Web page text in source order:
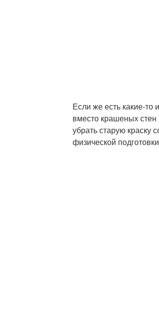
Если же есть какие-то
вместо крашеных стен
убрать старую краску
физической